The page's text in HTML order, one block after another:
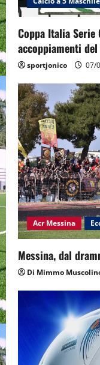
Coppa Italia
accoppiamenti
sportjonico 07/
Acr Messina
Messina, dal
Di Mimmo